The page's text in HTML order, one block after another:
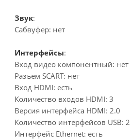
Звук:
Сабвуфер: нет
Интерфейсы:
Вход видео компонентный: нет
Разъем SCART: нет
Вход HDMI: есть
Количество входов HDMI: 3
Версия интерфейса HDMI: 2.0
Количество интерфейсов USB: 2
Интерфейс Ethernet: есть